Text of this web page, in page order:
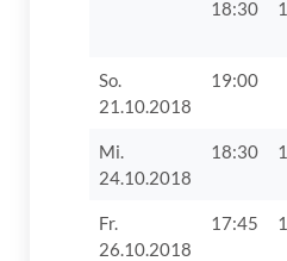
18:30 1
So.
21.10.2018
19:00
Mi.
24.10.2018
18:30 1
Fr.
26.10.2018
17:45 1